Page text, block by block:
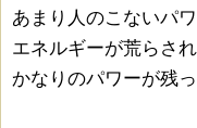
あまり人のこないパ
エネルギーが荒らさ
かなりのパワーが残